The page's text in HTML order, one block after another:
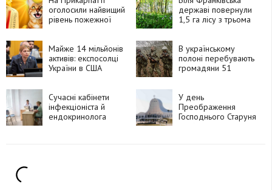
оголосили найвищий
рівень пожежної
закликають бути
обережними
державі повернули
1,5 га лісу з трьома
в оренду до 2043
року
Майже 14 мільйонів
активів: експосолці
України в США
незаконному
збагаченні
В українському
полоні перебувають
громадяни 51
Сучасні кабінети
інфекціоніста й
ендокринолога
У день
Преображення
Господнього Старуня